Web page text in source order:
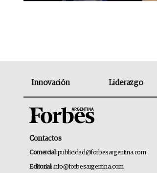
Innovación Liderazgo
Contactos
Comercial:publicidad@forbesargentina.com
Editorial:info@forbesargentina.com